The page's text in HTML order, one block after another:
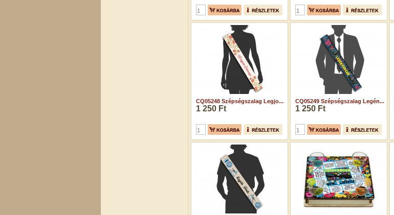
CQ05248 Szépségszalag Legjo...
1 250 Ft
CQ05249 Szépségszalag Legén...
1 250 Ft